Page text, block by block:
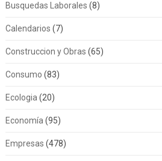
Busquedas Laborales (8)
Calendarios (7)
Construccion y Obras (65)
Consumo (83)
Ecologia (20)
Economía (95)
Empresas (478)